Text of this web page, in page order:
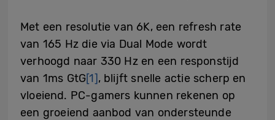
Met een resolutie van 6K, een refresh rate
van 165 Hz die via Dual Mode wordt
verhoogd naar 330 Hz en een responstijd
van 1ms GtG[1], blijft snelle actie scherp en
vloeiend. PC-gamers kunnen rekenen op
een groeiend aanbod van ondersteunde